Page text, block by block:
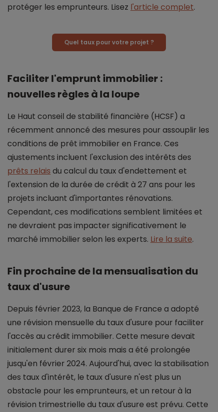
protéger les emprunteurs. Lisez l'article complet.
Quel taux pour votre projet ?
Faciliter l'emprunt immobilier :
nouvelles règles à la loupe
Le Haut conseil de stabilité financière (HCSF) a
récemment annoncé des mesures pour assouplir les
conditions de prêt immobilier en France. Ces
ajustements incluent l'exclusion des intérêts des
prêts relais du calcul du taux d'endettement et
l'extension de la durée de crédit à 27 ans pour les
projets incluant d'importantes rénovations.
Cependant, ces modifications semblent limitées et
ne devraient pas impacter significativement le
marché immobilier selon les experts. Lire la suite.
Fin prochaine de la mensualisation du
taux d'usure
Depuis février 2023, la Banque de France a adopté
une révision mensuelle du taux d'usure pour faciliter
l'accès au crédit immobilier. Cette mesure devait
initialement durer six mois mais a été prolongée
jusqu'en février 2024. Aujourd'hui, avec la stabilisation
des taux d'intérêt, le taux d'usure n'est plus un
obstacle pour les emprunteurs, et un retour à la
révision trimestrielle du taux d'usure est prévu. Cette